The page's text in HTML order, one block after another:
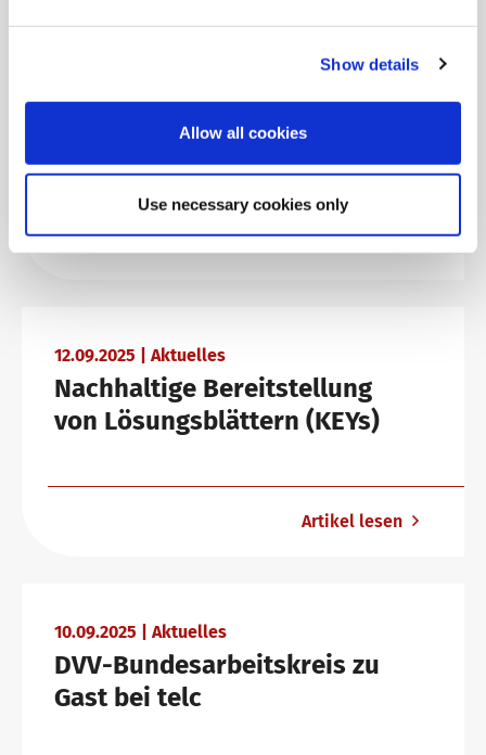
Show details
Allow all cookies
Use necessary cookies only
Deutschlehrer:innentagung in
Hyderabad
12.09.2025 | Aktuelles
Nachhaltige Bereitstellung
von Lösungsblättern (KEYs)
Artikel lesen
10.09.2025 | Aktuelles
DVV-Bundesarbeitskreis zu
Gast bei telc